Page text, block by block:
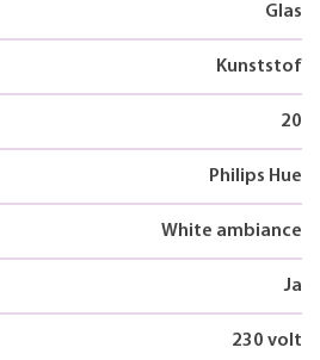
Glas
Kunststof
20
Philips Hue
White ambiance
Ja
230 volt